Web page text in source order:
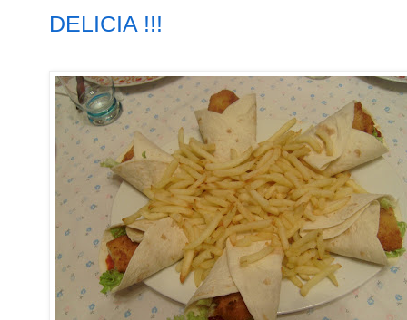
DELICIA !!!